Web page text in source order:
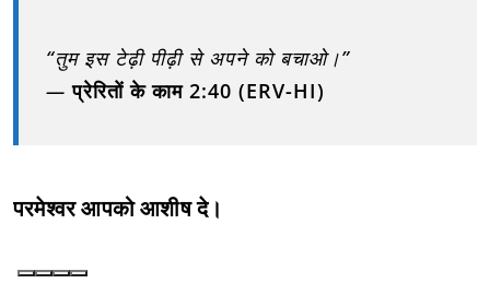
“तुम इस टेढ़ी पीढ़ी से अपने को बचाओ।”
—प्रेरितों के काम 2:40 (ERV-HI)
परमेश्वर आपको आशीष दे।